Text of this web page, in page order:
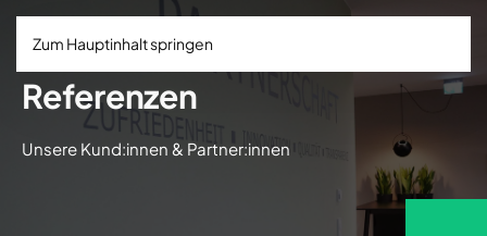
Zum Hauptinhalt springen
Referenzen
Unsere Kund:innen & Partner:innen